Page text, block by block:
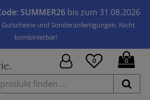
SUMMER26 bis zum 31.08.2026
und Sonderanfertigungen. Nicht
kombinierbar!
0 0